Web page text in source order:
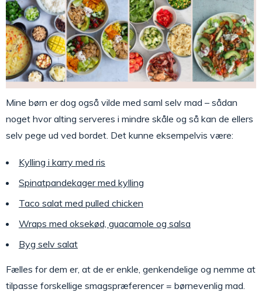
Mine børn er dog også vilde med saml selv mad – sådan
noget hvor alting serveres i mindre skåle og så kan de ellers
selv pege ud ved bordet. Det kunne eksempelvis være:
Kylling i karry med ris
Spinatpandekager med kylling
Taco salat med pulled chicken
Wraps med oksekød, guacamole og salsa
Byg selv salat
Fælles for dem er, at de er enkle, genkendelige og nemme at
tilpasse forskellige smagspræferencer = børnevenlig mad.